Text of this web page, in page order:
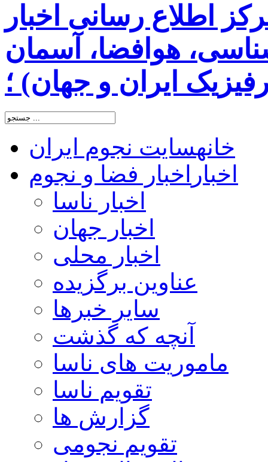
اطلاع رسانی اخبار
هوافضا، آسمان
ایران و جهان) ؛
خانهسایت نجوم ایران
اخبار اخبار فضا و نجوم
اخبار ناسا
اخبار جهان
اخبار محلی
عناوین برگزیده
سایر خبرها
آنچه که گذشت
ماموریت های ناسا
تقویم ناسا
گزارش ها
تقویم نجومی